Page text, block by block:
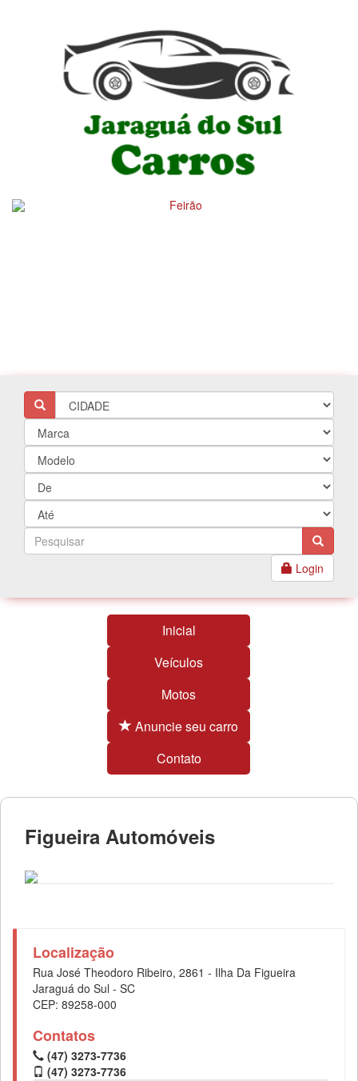
Login
Inicial
Veículos
Motos
Anuncie seu carro
Contato
Figueira Automóveis
Localização
Rua José Theodoro Ribeiro, 2861 - Ilha Da Figueira
Jaraguá do Sul - SC
CEP: 89258-000
Contatos
(47) 3273-7736
(47) 3273-7736